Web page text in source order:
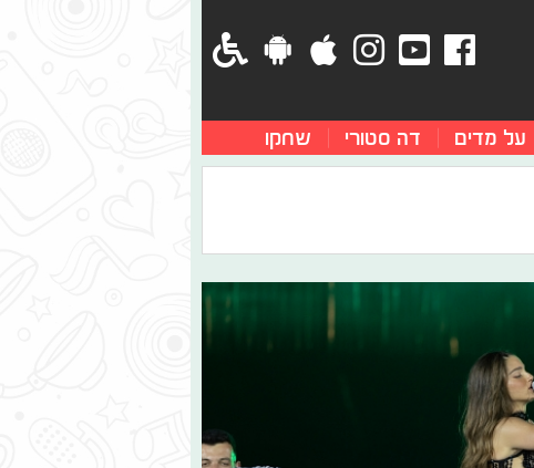
על מדים דה סטורי שחקו